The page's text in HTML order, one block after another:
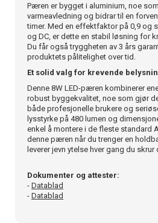
Pæren er bygget i aluminium, noe
varmeavledning og bidrar til en
timer. Med en effektfaktor på 0,9 og
og DC, er dette en stabil løsning for
Du får også tryggheten av 3 års
produktets pålitelighet over tid.
Et solid valg for krevende
Denne 8W LED-pæren kombinerer
robust byggekvalitet, noe som gjør
både profesjonelle brukere og
lysstyrke på 480 lumen og
enkel å montere i de fleste standard
denne pæren når du trenger en
leverer jevn ytelse hver gang du skrur
Dokumenter og attester:
- Datablad
- Datablad